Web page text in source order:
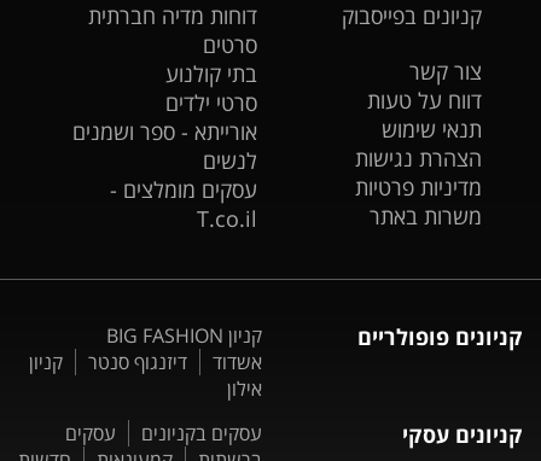
קניונים בפייסבוק
צור קשר
דווח על טעות
תנאי שימוש
הצהרת נגישות
מדיניות פרטיות
משרות באתר
דוחות מדיה חברתית
סרטים
בתי קולנוע
סרטי ילדים
אורייתא - ספר ושמנים
לנשים
עסקים מומלצים -
T.co.il
קניונים פופולריים
קניון BIG FASHION
אשדוד
דיזנגוף סנטר
קניון
אילון
קניונים עסקי עסקים בקניונים
עסקים